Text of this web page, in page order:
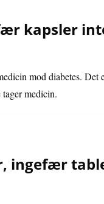
kapsler
mod diabetes. Det
medicin.
ingefær